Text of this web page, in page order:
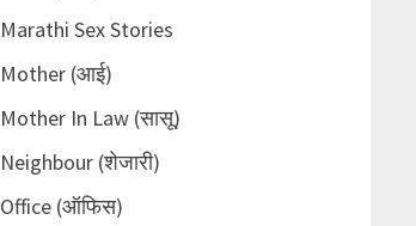
Marathi Sex Stories
Mother (आई)
Mother In Law (सासू)
Neighbour (शेजारी)
Office (ऑफिस)